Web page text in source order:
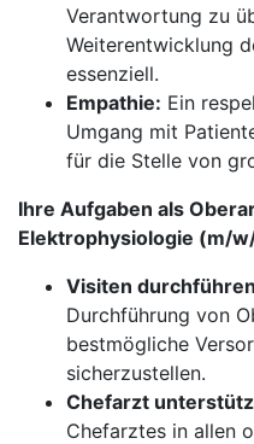
Verantwortung zu
Weiterentwicklung
essenziell.
Empathie: Ein
Umgang mit
für die Stelle von
Ihre Aufgaben als
Elektrophysiologie (m/
Visiten
Durchführung von
bestmögliche
sicherzustellen.
Chefarzt
Chefarztes in allen